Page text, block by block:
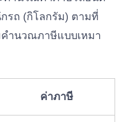
รถ (กิโลกรัม) ตามที่
คำนวณภาษีแบบเหมา
ค่าภาษี